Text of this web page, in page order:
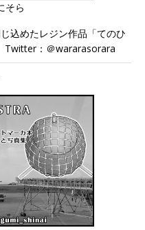
そら
込めたレジン作品「てのひ
Twitter：＠wararasorara